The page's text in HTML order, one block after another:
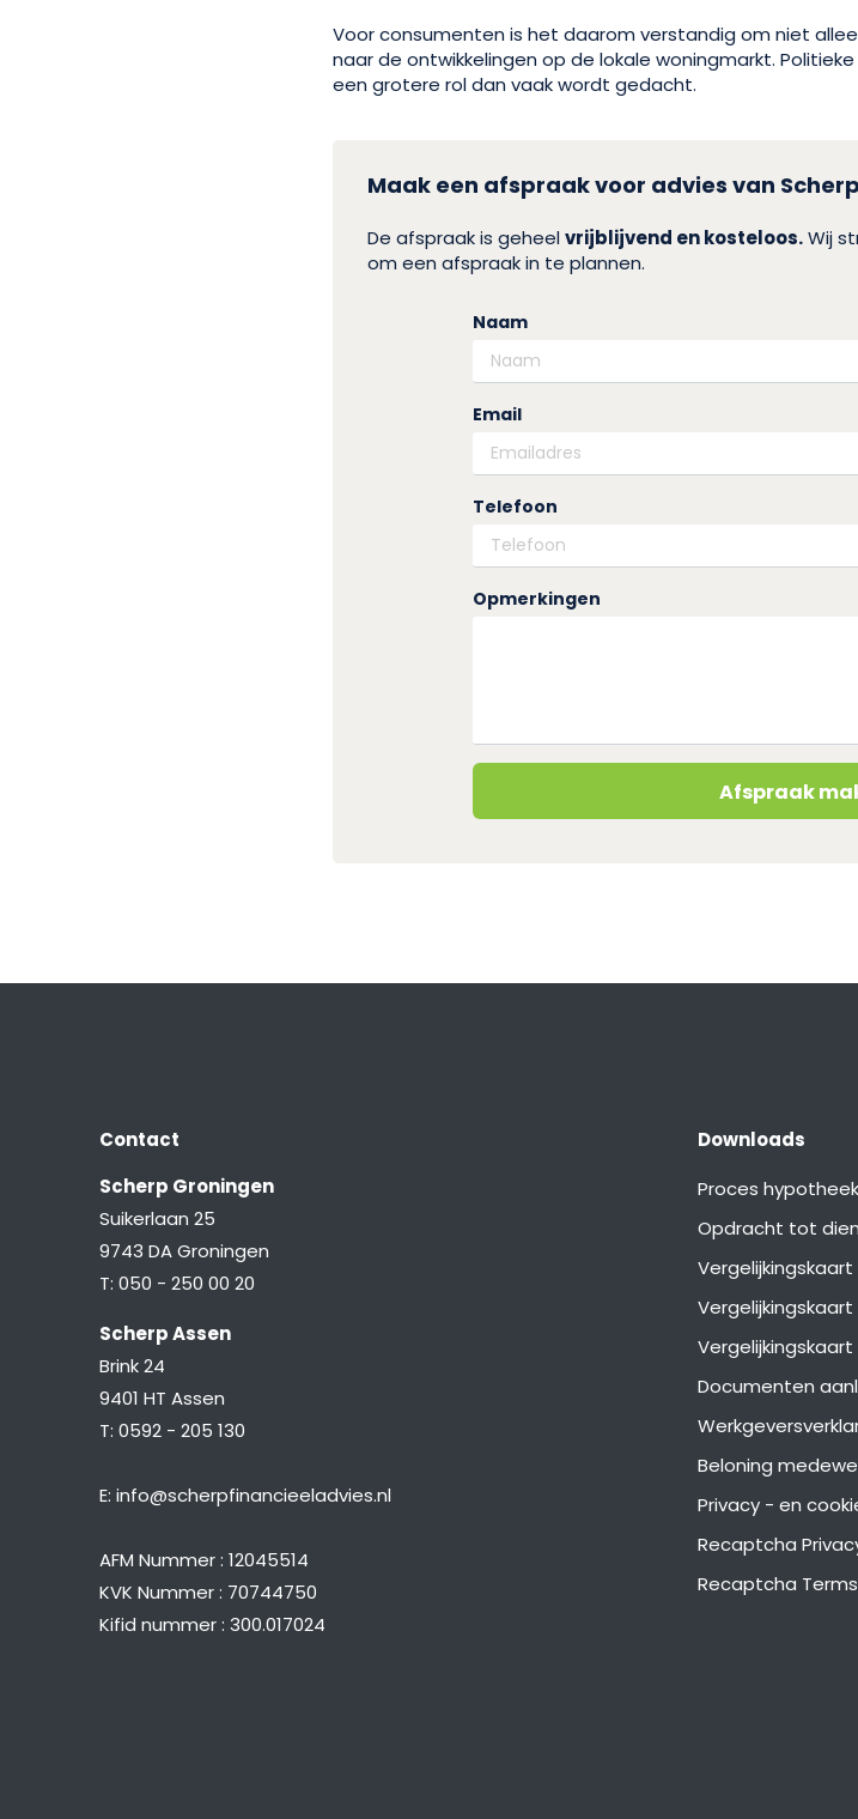
Voor consumenten is het daarom verstandig om niet
naar de ontwikkelingen op de lokale woningmarkt.
een grotere rol dan vaak wordt gedacht.
Maak een afspraak voor advies van Scherp
De afspraak is geheelvrijblijvend en kosteloos.Wij
om een afspraak in te plannen.
Naam
Email
Telefoon
Opmerkingen
Afspraak
Contact
Scherp Groningen
Suikerlaan 25
9743 DA Groningen
T:050 - 250 00 20
Scherp Assen
Brink 24
9401 HT Assen
T:0592 - 205 130
E:info@scherpfinancieeladvies.nl
AFM Nummer : 12045514
KVK Nummer : 70744750
Kifid nummer : 300.017024
Downloads
Proces
Opdracht tot
Documenten
Beloning
Privacy - en
Recaptcha
Recaptcha